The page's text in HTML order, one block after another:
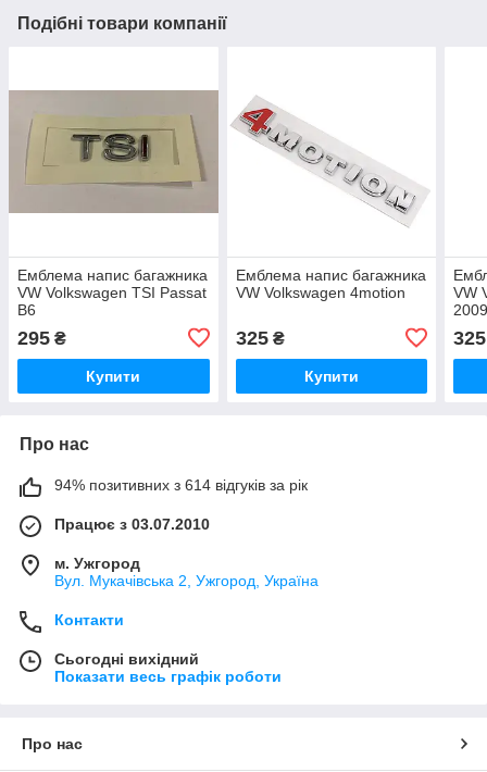
Подібні товари компанії
Емблема напис багажника
VW Volkswagen TSI Passat
B6
295 ₴
Купити
Емблема напис багажника
VW Volkswagen 4motion
325₴
Купити
VW
325
Про нас
94% позитивних з 614 відгуків за рік
Працює з 03.07.2010
м. Ужгород
Вул. Мукачівська 2, Ужгород, Україна
Контакти
Сьогодні вихідний
Показати весь графік роботи
Про нас